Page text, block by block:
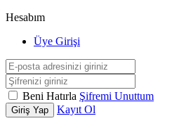
Hesabım
Üye Girişi
Beni Hatırla Şifremi Unuttum
Giriş Yap Kayıt Ol